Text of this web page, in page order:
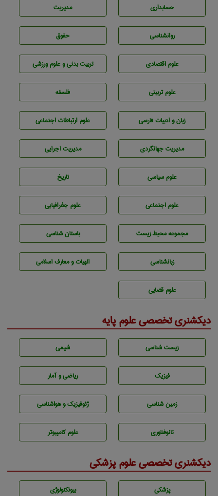
حسابداری مديريت
روانشناسی حقوق
علوم اقتصادی تربيت بدنی و علوم ورزشی
علوم تربيتی فلسفه
زبان و ادبيات فارسی علوم ارتباطات اجتماعی
مديريت جهانگردی مديريت اجرايی
علوم سياسی تاريخ
علوم اجتماعی علوم جغرافيايی
مجموعه محيط زيست باستان شناسی
زبانشناسی الهیات و معارف اسلامی
علوم قضایی
دیکشنری تخصصی علوم پایه
زيست شناسی شيمی
فیزیک ریاضی و آمار
زمين شناسی ژئوفيزيك و هواشناسی
نانوفناوری علوم کامپیوتر
دیکشنری تخصصی علوم پزشکی
پزشكی بيوتكنولوژی